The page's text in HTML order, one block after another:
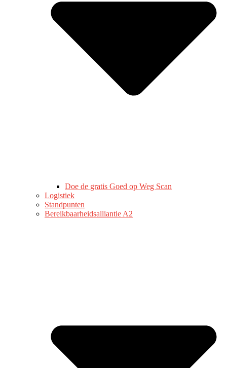
Doe de gratis Goed op Weg Scan
Logistiek
Standpunten
Bereikbaarheidsalliantie A2